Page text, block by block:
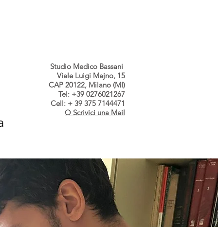
Studio Medico Bassani
Viale Luigi Majno, 15
CAP 20122, Milano (MI)
Tel: +39 0276021267
Cell: + 39 375 7144471
O Scrivici una Mail